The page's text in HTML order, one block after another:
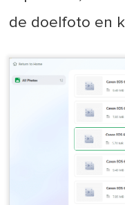
de doelfoto en